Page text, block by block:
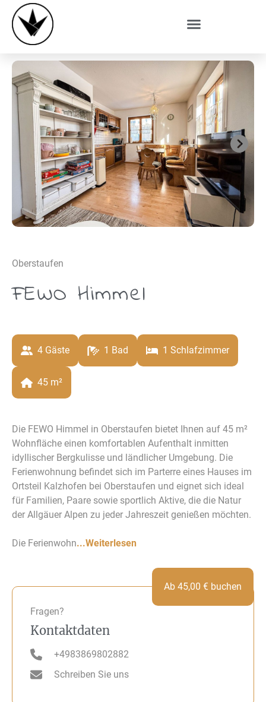
Next
Oberstaufen
FEWO Himmel
4 Gäste 1 Bad 1 Schlafzimmer
45 m²
Die FEWO Himmel in Oberstaufen bietet Ihnen auf 45 m²
Wohnfläche einen komfortablen Aufenthalt inmitten
idyllischer Bergkulisse und ländlicher Umgebung. Die
Ferienwohnung befindet sich im Parterre eines Hauses im
Ortsteil Kalzhofen bei Oberstaufen und eignet sich ideal
für Familien, Paare sowie sportlich Aktive, die die Natur
der Allgäuer Alpen zu jeder Jahreszeit genießen möchten.
Die Ferienwohn...Weiterlesen
Ab 45,00 € buchen
Fragen?
Kontaktdaten
+4983869802882
Schreiben Sie uns